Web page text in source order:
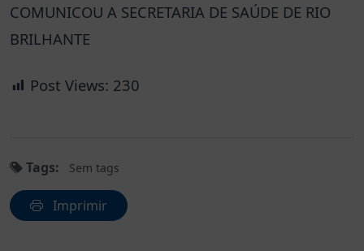
COMUNICOU A SECRETARIA DE SAÚDE DE RIO
BRILHANTE
Post Views: 230
Tags: Sem tags
Imprimir